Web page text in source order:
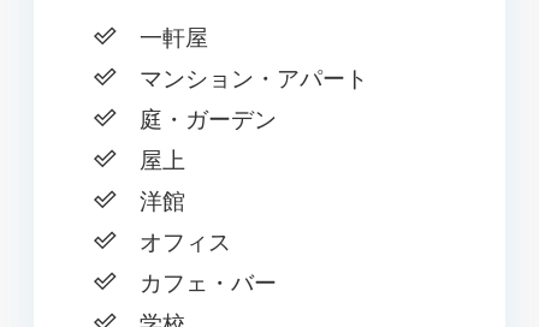
一軒屋
マンション・アパート
庭・ガーデン
屋上
洋館
オフィス
カフェ・バー